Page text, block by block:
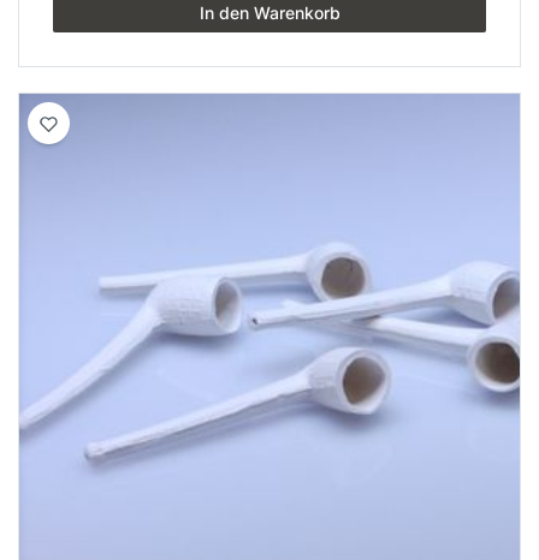
In den Warenkorb